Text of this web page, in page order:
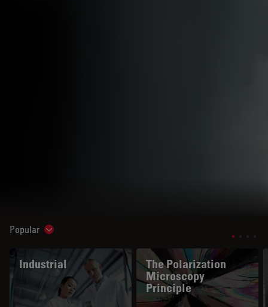
Popular Show subnavigation
Industrial
The Polarization
Microscopy
Principle